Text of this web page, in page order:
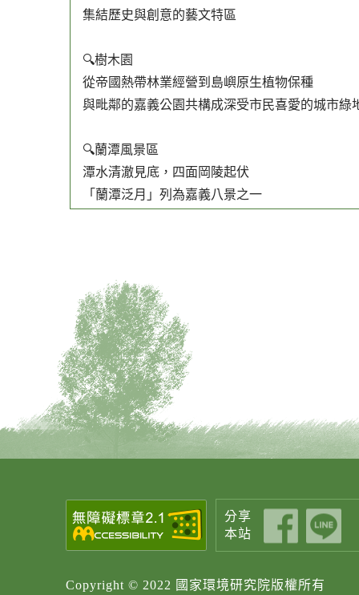
集結歷史與創意的藝文特區
🔍樹木園
從帝國熱帶林業經營到島嶼原生植物保種
與毗鄰的嘉義公園共構成深受市民喜愛的城市綠
🔍蘭潭風景區
潭水清澈見底，四面岡陵起伏
「蘭潭泛月」列為嘉義八景之一
分享
本站
Copyright © 2022 國家環境研究院版權所有